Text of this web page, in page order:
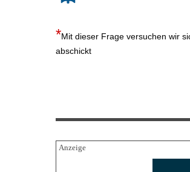
Mit dieser Frage versuchen wir
abschickt